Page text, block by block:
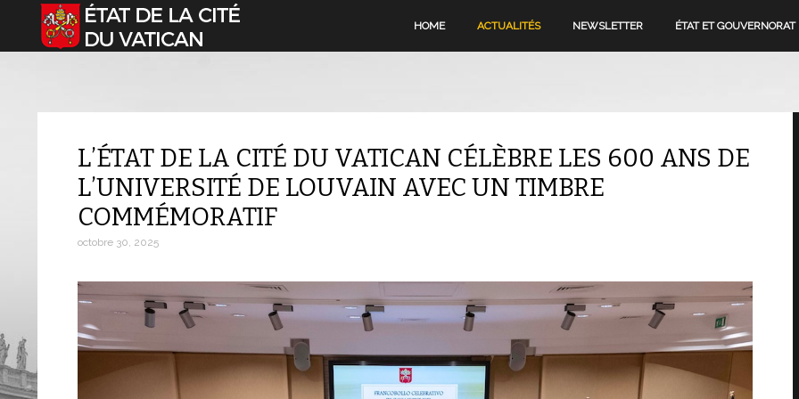
Sélectionnez votre langue HOME ACTUALITÉS NEWSLETTER ÉTAT ET GOUVERNORAT
L’ÉTAT DE LA CITÉ DU VATICAN CÉLÈBRE LES 600 ANS DE
L’UNIVERSITÉ DE LOUVAIN AVEC UN TIMBRE
COMMÉMORATIF
octobre 30, 2025